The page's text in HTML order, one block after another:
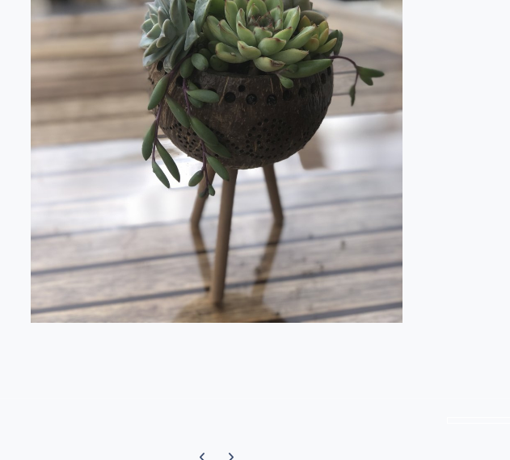
Previous carousel slide
Next carousel slide